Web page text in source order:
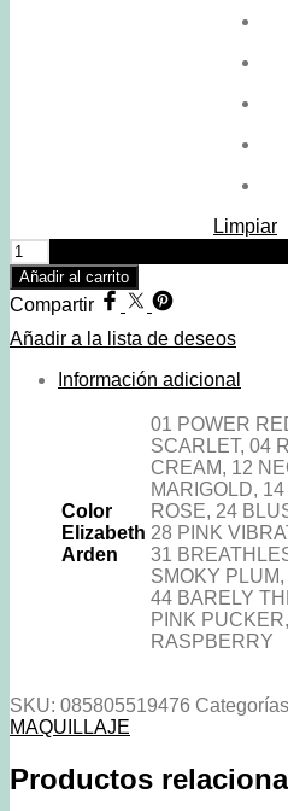
Limpiar
Barra
de
labio
hidratante
/
ELIZABETH
ARDEN
cantidad
Añadir al carrito
Compartir
Añadir a la lista de deseos
Información adicional
Color
Elizabeth
Arden
01 POWER
SCARLET, 04
CREAM, 12
MARIGOLD,
ROSE, 24
28 PINK
31
SMOKY
44 BARELY
PINK
RASPBERRY
SKU: 085805519476
MAQUILLAJE
Productos